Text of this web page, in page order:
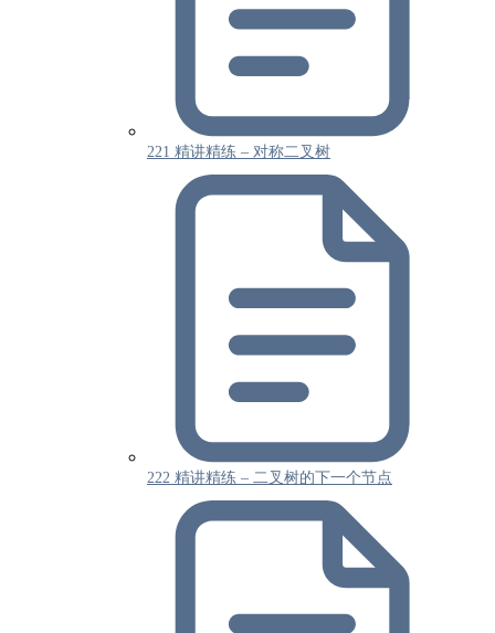
221 精讲精练 – 对称二叉树
222 精讲精练 – 二叉树的下一个节点